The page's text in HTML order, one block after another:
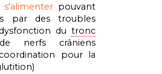
s'alimenter pouvant
par des troubles
dutronc
nerfs crâniens
pour la